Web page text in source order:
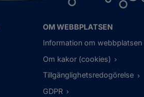
OM WEBBPLATSEN
Information om webbplatsen
Om kakor (cookies)
Tillgänglighetsredogörelse
GDPR